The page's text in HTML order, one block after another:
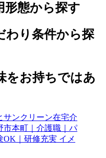
形態から探す
わり条件から探
をお持ちではあ